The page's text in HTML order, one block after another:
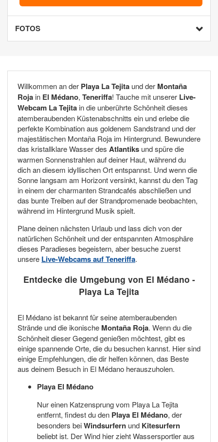
FOTOS
Willkommen an der Playa La Tejita und der Montaña
Roja in El Médano, Teneriffa! Tauche mit unserer Live-
Webcam La Tejita in die unberührte Schönheit dieses
atemberaubenden Küstenabschnitts ein und erlebe die
perfekte Kombination aus goldenem Sandstrand und der
majestätischen Montaña Roja im Hintergrund. Bewundere
das kristallklare Wasser des Atlantiks und spüre die
warmen Sonnenstrahlen auf deiner Haut, während du
dich an diesem idyllischen Ort entspannst. Und wenn die
Sonne langsam am Horizont versinkt, kannst du den Tag
in einem der charmanten Strandcafés abschließen und
das bunte Treiben auf der Strandpromenade beobachten,
während im Hintergrund Musik spielt.
Plane deinen nächsten Urlaub und lass dich von der
natürlichen Schönheit und der entspannten Atmosphäre
dieses Paradieses begeistern, aber besuche zuerst
unsere Live-Webcams auf Teneriffa.
Entdecke die Umgebung von El Médano -
Playa La Tejita
El Médano ist bekannt für seine atemberaubenden
Strände und die ikonische Montaña Roja. Wenn du die
Schönheit dieser Gegend genießen möchtest, gibt es
einige spannende Orte, die du besuchen kannst. Hier sind
einige Empfehlungen, die dir helfen können, das Beste
aus deinem Besuch in El Médano herauszuholen.
Playa El Médano
Nur einen Katzensprung vom Playa La Tejita
entfernt, findest du den Playa El Médano, der
besonders beiWindsurfern und Kitesurfern
beliebt ist. Der Wind hier zieht Wassersportler aus